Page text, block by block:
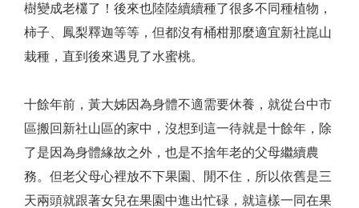
樹變成老欉了！後來也陸陸續續種了很多不同種植物，
柿子、鳳梨釋迦等等，但都沒有桶柑那麼適宜新社崑山
栽種，直到後來遇見了水蜜桃。
十餘年前，黃大姊因為身體不適需要休養，就從台中市
區搬回新社山區的家中，沒想到這一待就是十餘年，除
了是因為身體緣故之外，也是不捨年老的父母繼續農
務。但老父母心裡放不下果園、閒不住，所以依舊是三
天兩頭就跟著女兒在果園中進出忙碌，就這樣一同在果